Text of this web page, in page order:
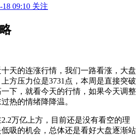
18 09:10 关注
天的连涨行情，我们一路看涨，大盘
方压力位是3731点，本周是直接突破
一下，就看今天的行情，如果今天调整
热的情绪降降温。
万亿上方，目前还是没有看空的理
吸的机会，总体还是看好大盘逐渐站